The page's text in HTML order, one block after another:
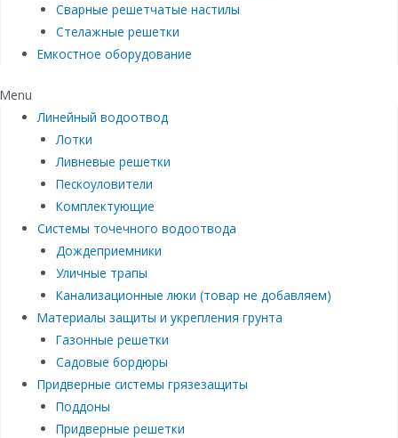
Сварные решетчатые настилы
Стелажные решетки
Емкостное оборудование
Menu
Линейный водоотвод
Лотки
Ливневые решетки
Пескоуловители
Комплектующие
Системы точечного водоотвода
Дождеприемники
Уличные трапы
Канализационные люки (товар не добавляем)
Материалы защиты и укрепления грунта
Газонные решетки
Садовые бордюры
Придверные системы грязезащиты
Поддоны
Придверные решетки